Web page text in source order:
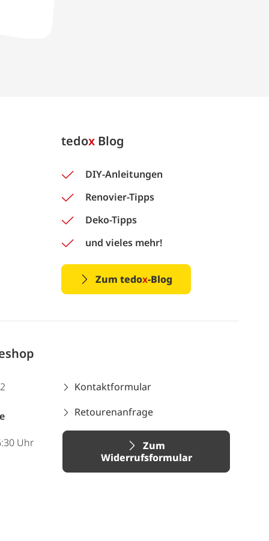
tedox Blog
DIY-Anleitungen
Renovier-Tipps
Deko-Tipps
und vieles mehr!
Zum tedox-Blog
Uhr
Kontaktformular
Retourenanfrage
Zum
Widerrufsformular